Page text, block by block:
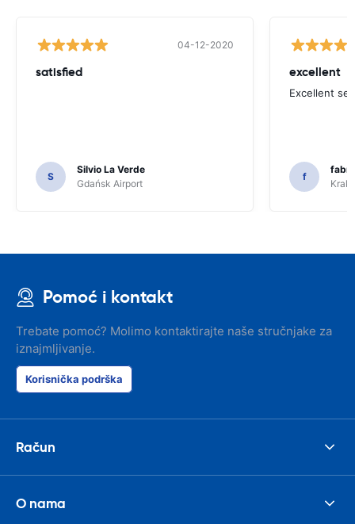
04-12-2020
satisfied
S
Silvio La Verde
Gdańsk Airport
excellent
Excellent
f
Pomoć i kontakt
Trebate pomoć? Molimo kontaktirajte naše stručnjake za
iznajmljivanje.
Korisnička podrška
Račun
O nama